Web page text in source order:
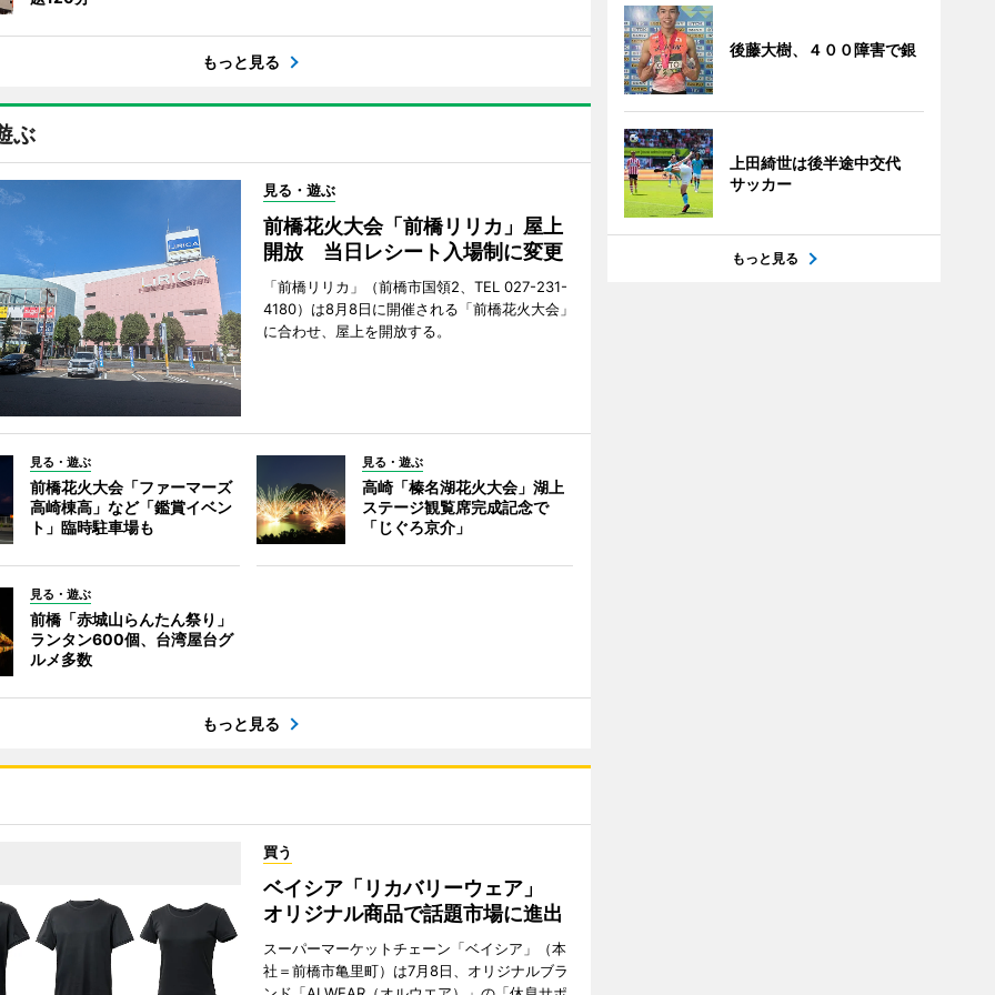
もっと見る
ぶ
見る・遊ぶ
前橋花火大会「前橋リリカ」屋上
開放 当日レシート入場制に変更
「前橋リリカ」（前橋市国領2、TEL 027-231-
4180）は8月8日に開催される「前橋花火大会」
に合わせ、屋上を開放する。
見る・遊ぶ
前橋花火大会「ファーマーズ
高崎棟高」など「鑑賞イベン
ト」臨時駐車場も
見る・遊ぶ
高崎「榛名湖花火大会」湖上
ステージ観覧席完成記念で
「じぐろ京介」
見る・遊ぶ
前橋「赤城山らんたん祭り」
ランタン600個、台湾屋台グ
ルメ多数
もっと見る
買う
ベイシア「リカバリーウェア」
オリジナル商品で話題市場に進出
スーパーマーケットチェーン「ベイシア」（本
社＝前橋市亀里町）は7月8日、オリジナルブラ
後藤大樹、４００障害で銀
上田綺世は後半途中交代
サッカー
もっと見る